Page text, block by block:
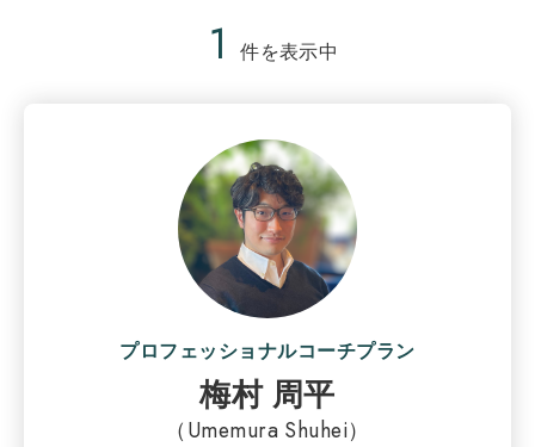
1 件を表示中
プロフェッショナルコーチプラン
梅村 周平
（Umemura Shuhei）